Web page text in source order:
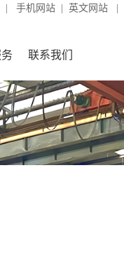
| 手机网站| 英文网站|
联系我们